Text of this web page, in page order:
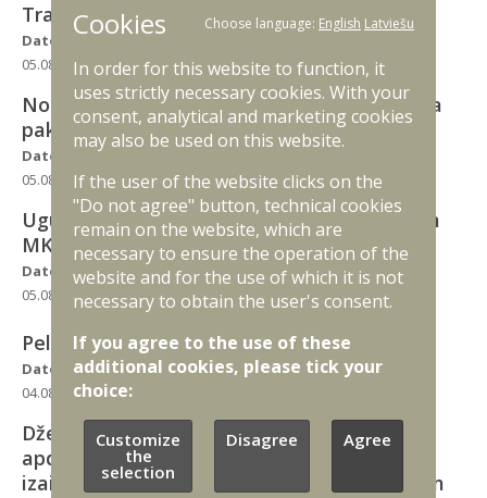
Transportlīdzekļu vadītāju apmācība
Date of issue
05.08.2026
Expiration date
17.08.2026
Noliktavas aprīkojuma apkopes un remonta
pakalpojuma iegāde.
Date of issue
05.08.2026
17.08.2026
Ugunsdzēsības sistēmas uzstādīšana kuģim
MKE A-53 VIRSAITIS
Date of issue
05.08.2026
Expiration date
21.08.2026
Peldbaseina pakalpojums (Liepājā)
Date of issue
04.08.2026
Expiration date
Džemperu ar kapuci (hūdiju) un T-kreklu ar
apdruku piegāde Eiropas kiberdrošības
izaicinājuma Latvijas komandas vajadzībām
Cookies Choose language: English Latviešu
In order for this website to function, it
uses strictly necessary cookies. With your
consent, analytical and marketing cookies
may also be used on this website.
If the user of the website clicks on the
"Do not agree" button, technical cookies
remain on the website, which are
necessary to ensure the operation of the
website and for the use of which it is not
necessary to obtain the user's consent.
If you agree to the use of these
additional cookies, please tick your
choice:
Customize
the
selection
Disagree Agree